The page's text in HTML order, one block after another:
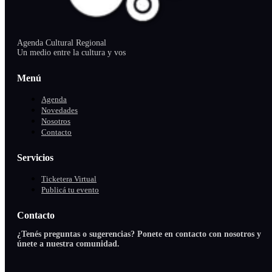
Agenda Cultural Regional
Un medio entre la cultura y vos
Menú
Agenda
Novedades
Nosotros
Contacto
Servicios
Ticketera Virtual
Publicá tu evento
Contacto
¿Tenés preguntas o sugerencias? Ponete en contacto con nosotros y
únete a nuestra comunidad.